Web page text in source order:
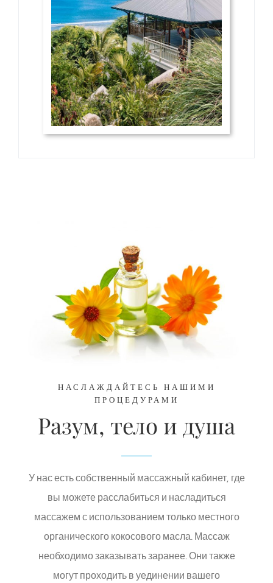
НАСЛАЖДАЙТЕСЬ НАШИМИ
ПРОЦЕДУРАМИ
Разум, тело и душа
У нас есть собственный массажный кабинет, где
вы можете расслабиться и насладиться
массажем с использованием только местного
органического кокосового масла. Массаж
необходимо заказывать заранее. Они также
могут проходить в уединении вашего